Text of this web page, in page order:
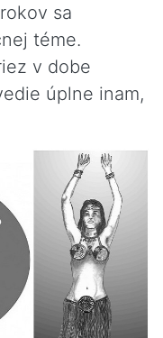
sa
téme.
v dobe
úplne inam,